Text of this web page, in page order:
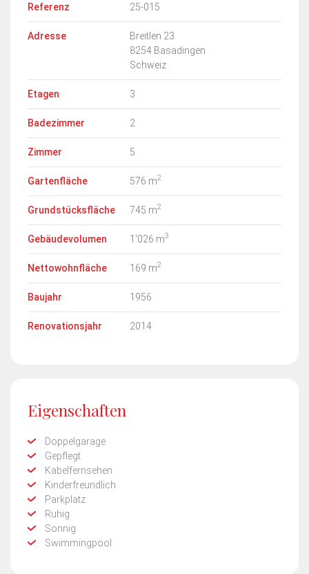
Referenz 25-015
Adresse
Breitlen 23
8254 Basadingen
Schweiz
Etagen 3
Badezimmer 2
Zimmer 5
Gartenfläche 576 m2
Grundstücksfläche 745 m2
Gebäudevolumen 1'026 m3
Nettowohnfläche 169 m2
Baujahr 1956
Renovationsjahr 2014
Eigenschaften
Doppelgarage
Gepflegt
Kabelfernsehen
Kinderfreundlich
Parkplatz
Ruhig
Sonnig
Swimmingpool